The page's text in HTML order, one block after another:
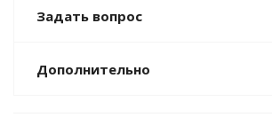
Задать вопрос
Дополнительно